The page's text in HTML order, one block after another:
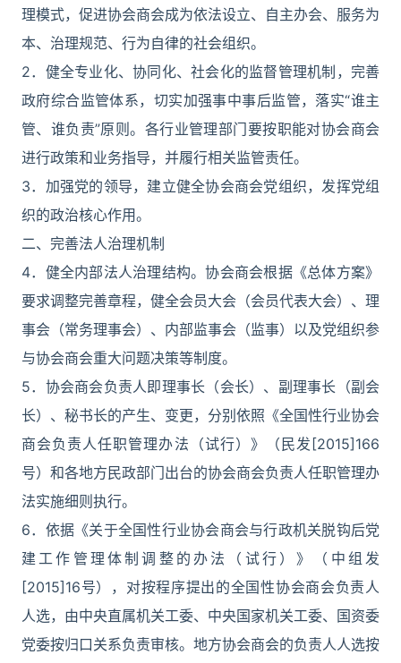
理模式，促进协会商会成为依法设立、自主办会、服务为
本、治理规范、行为自律的社会组织。
2．健全专业化、协同化、社会化的监督管理机制，完善
政府综合监管体系，切实加强事中事后监管，落实“谁主
管、谁负责”原则。各行业管理部门要按职能对协会商会
进行政策和业务指导，并履行相关监管责任。
3．加强党的领导，建立健全协会商会党组织，发挥党组
织的政治核心作用。
二、完善法人治理机制
4．健全内部法人治理结构。协会商会根据《总体方案》
要求调整完善章程，健全会员大会（会员代表大会）、理
事会（常务理事会）、内部监事会（监事）以及党组织参
与协会商会重大问题决策等制度。
5．协会商会负责人即理事长（会长）、副理事长（副会
长）、秘书长的产生、变更，分别依照《全国性行业协会
商会负责人任职管理办法（试行）》（民发[2015]166
号）和各地方民政部门出台的协会商会负责人任职管理办
法实施细则执行。
6．依据《关于全国性行业协会商会与行政机关脱钩后党
建工作管理体制调整的办法（试行）》（中组发
[2015]16号），对按程序提出的全国性协会商会负责人
人选，由中央直属机关工委、中央国家机关工委、国资委
党委按归口关系负责审核。地方协会商会的负责人人选按